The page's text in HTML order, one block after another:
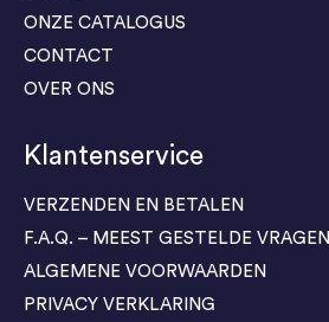
ONZE CATALOGUS
CONTACT
OVER ONS
Klantenservice
VERZENDEN EN BETALEN
F.A.Q. – MEEST GESTELDE VRAGEN
ALGEMENE VOORWAARDEN
PRIVACY VERKLARING